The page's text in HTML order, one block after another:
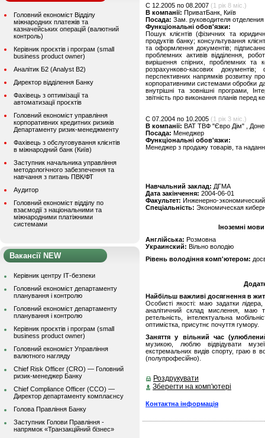
Головний економіст Відділу
міжнародних платежів та
казначейських операцій (валютний
контроль)
Керівник проєктів і програм (small
business product owner)
Аналітик Б2 (Analyst B2)
Директор відділення Банку
Фахівець з оптимізації та
автоматизації проєктів
Головний економіст управління
корпоративних кредитних ризиків
Департаменту ризик-менеджменту
Фахівець з обслуговування клієнтів
в міжнародний банк (Київ)
Заступник начальника управління
методологічного забезпечення та
навчання з питань ПВК/ФТ
Аудитор
Головний економіст відділу по
взаємодії з національними та
міжнародними платіжними
системами
Вакансії NEW
Керівник центру ІТ-безпеки
Головний економіст департаменту
планування і контролю
Головний економіст департаменту
планування і контролю
Керівник проєктів і програм (small
business product owner)
Головний економіст Управління
валютного нагляду
Chief Risk Officer (CRO) — Головний
ризик-менеджер Банку
Chief Compliance Officer (CCO) —
Директор департаменту комплаєнсу
Голова Правління Банку
Заступник Голови Правління -
напрямок «Транзакційний бізнес»
C 12.2005 по 08.2007 (1 рік 8 міс.)
В компанії: ПриватБанк, Київ
Посада: Зам. руководителя отделения
Функціональні обов'язки:
Пошук клієнтів (фізичних та
продуктів банку; консультування
та оформлення документів;
проблемних активів відділення,
вирішення спірних, проблемних та
розрахунково-касових
перспективних напрямків розвитку
корпоративними системами обробки
внутрішні та зовнішні програми,
звітність про виконання планів перед
C 07.2004 по 10.2005 (1 рік 3 міс.)
В компанії: ВАТ ТВФ "Євро Дім" ,
Посада: Менеджер
Функціональні обов'язки:
Менеджер з продажу товарів, та
Навчальний заклад: ДГМА
Дата закінчення: 2004-06-01
Факультет: Инженерно-экономический
Спеціальність: Экономическая
Іноземні
Англійська: Розмовна
Украинский: Вільно володію
Рівень володіння комп'ютером:
Найбільш важливі досягнення в
Особисті якості: маю задатки
аналітичний склад мислення, маю
ретельність, інтелектуальна
оптимістка, присутнє почуття гумору.
Заняття у вільний час
музикою, люблю відвідувати
екстремальних видів спорту, граю в
(полупрофесійно).
Роздрукувати
Зберегти на комп'ютері
Контактна інформація